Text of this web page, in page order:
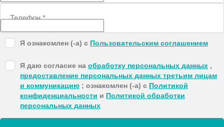
Телефон*
Я ознакомлен (-а) с Пользовательским соглашением
Я даю согласие на обработку персональных данных ,
предоставление персональных данных третьим лицам
и коммуникацию ; ознакомлен (-а) с Политикой
конфиденциальности и Политикой обработки
персональных данных